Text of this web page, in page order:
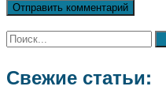
Свежие статьи: